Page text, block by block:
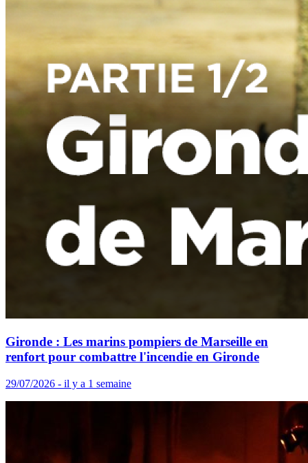
Gironde : Les marins pompiers de Marseille en
renfort pour combattre l'incendie en Gironde
29/07/2026 - il y a 1 semaine